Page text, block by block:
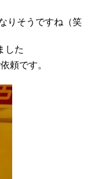
りそうですね（笑
した
頼です。